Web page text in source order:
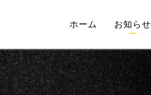
ホーム お知らせ